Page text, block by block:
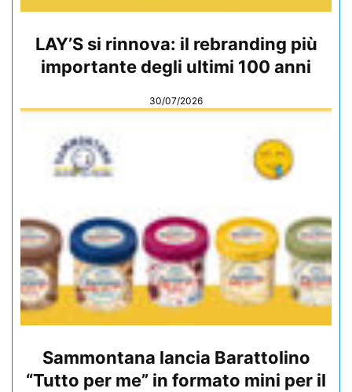
LAY’S si rinnova: il rebranding più
importante degli ultimi 100 anni
30/07/2026
Sammontana lancia Barattolino
“Tutto per me” in formato mini per il